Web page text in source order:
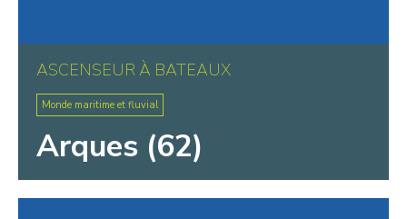
ASCENSEUR À BATEAUX
Monde maritime et fluvial
Arques (62)